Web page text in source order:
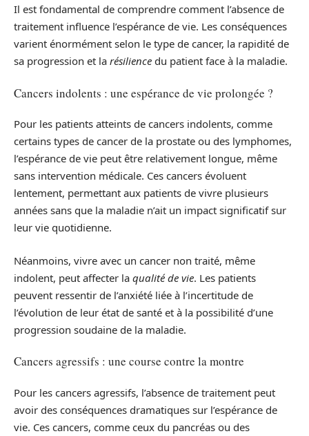
Il est fondamental de comprendre comment l’absence de
traitement influence l’espérance de vie. Les conséquences
varient énormément selon le type de cancer, la rapidité de
sa progression et la résilience du patient face à la maladie.
Cancers indolents : une espérance de vie prolongée ?
Pour les patients atteints de cancers indolents, comme
certains types de cancer de la prostate ou des lymphomes,
l’espérance de vie peut être relativement longue, même
sans intervention médicale. Ces cancers évoluent
lentement, permettant aux patients de vivre plusieurs
années sans que la maladie n’ait un impact significatif sur
leur vie quotidienne.
Néanmoins, vivre avec un cancer non traité, même
indolent, peut affecter la qualité de vie. Les patients
peuvent ressentir de l’anxiété liée à l’incertitude de
l’évolution de leur état de santé et à la possibilité d’une
progression soudaine de la maladie.
Cancers agressifs : une course contre la montre
Pour les cancers agressifs, l’absence de traitement peut
avoir des conséquences dramatiques sur l’espérance de
vie. Ces cancers, comme ceux du pancréas ou des